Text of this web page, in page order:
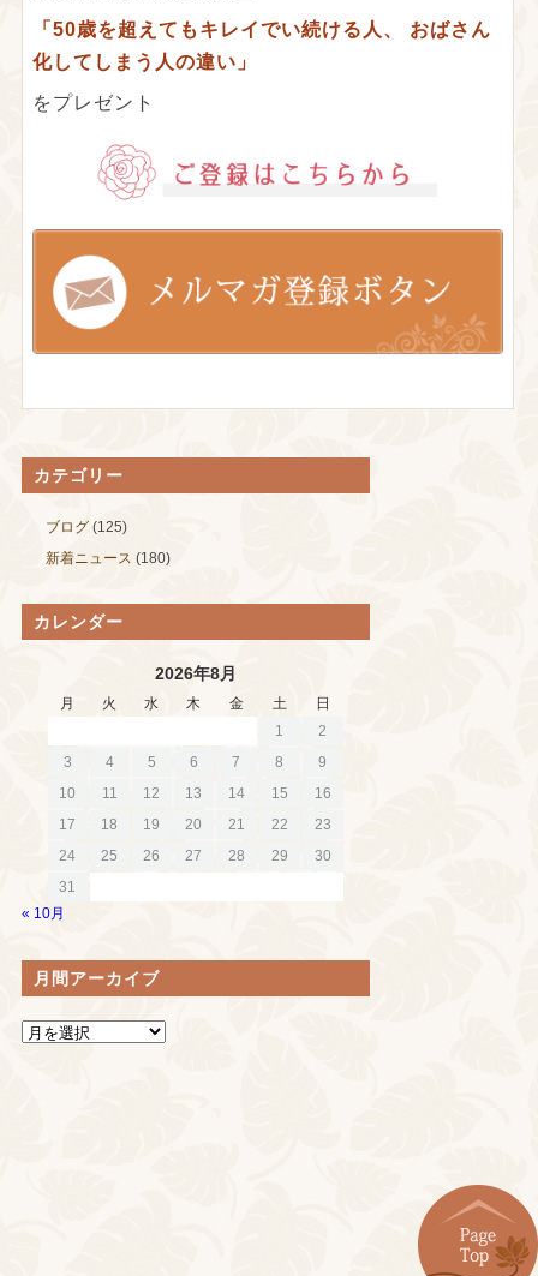
「50歳を超えてもキレイでい続ける人、
おばさん
化してしまう人の違い」
をプレゼント
カテゴリー
ブログ(125)
新着ニュース (180)
カレンダー
2026年8月
月 火 水 木 金 土
日
1
2
3
4 5 6 7 8
9
10
11 12 13 14 15
16
17
18 19 20 21 22
23
24
25 26 27 28 29
30
31
« 10月
月間アーカイブ